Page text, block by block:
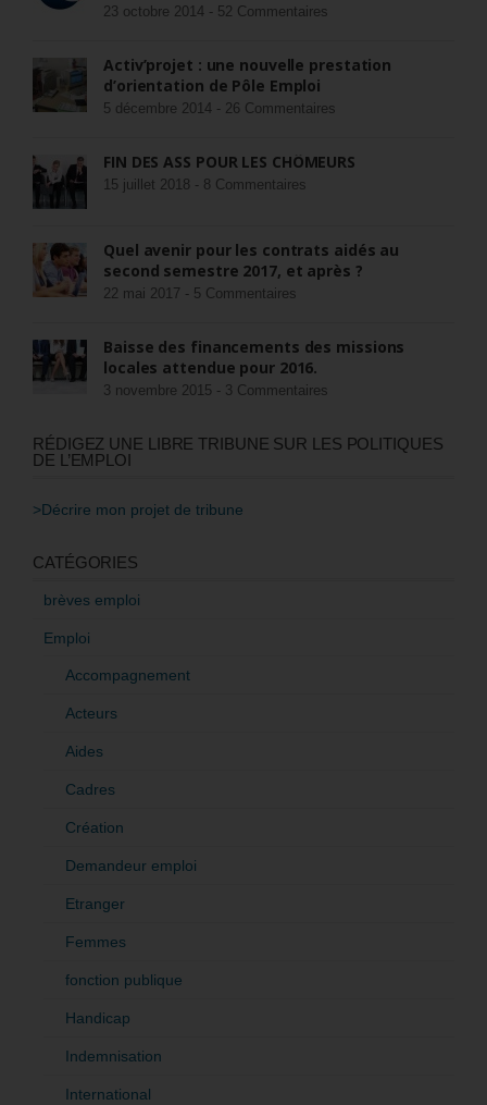
23 octobre 2014 - 52 Commentaires
Activ’projet : une nouvelle prestation
d’orientation de Pôle Emploi
5 décembre 2014 - 26 Commentaires
FIN DES ASS POUR LES CHÔMEURS
15 juillet 2018 - 8 Commentaires
Quel avenir pour les contrats aidés au
second semestre 2017, et après ?
22 mai 2017 - 5 Commentaires
Baisse des financements des missions
locales attendue pour 2016.
3 novembre 2015 - 3 Commentaires
RÉDIGEZ UNE LIBRE TRIBUNE SUR LES POLITIQUES
DE L’EMPLOI
>Décrire mon projet de tribune
CATÉGORIES
brèves emploi
Emploi
Accompagnement
Acteurs
Aides
Cadres
Création
Demandeur emploi
Etranger
Femmes
fonction publique
Handicap
Indemnisation
International